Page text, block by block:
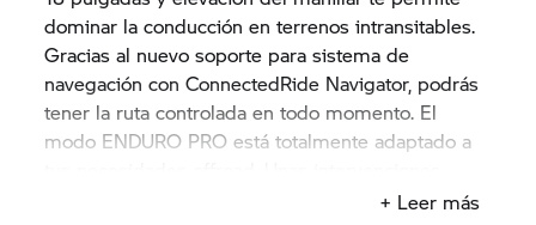
dominar la conducción en terrenos intransitables.
Gracias al nuevo soporte para sistema de
navegación con ConnectedRide Navigator, podrás
tener la ruta controlada en todo momento. El
modo ENDURO PRO está totalmente adaptado a
mínimas del sistema de regulación y un ABS
+ Leer más